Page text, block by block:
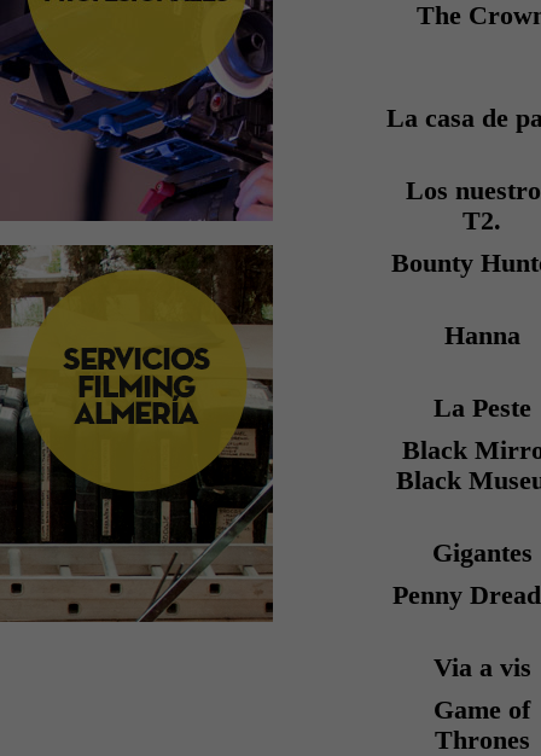
The
La casa de
Los
T2.
Bounty
Hanna
La Peste
Black
Black
Gigantes
Penny
Via a vis
Game of
Thrones